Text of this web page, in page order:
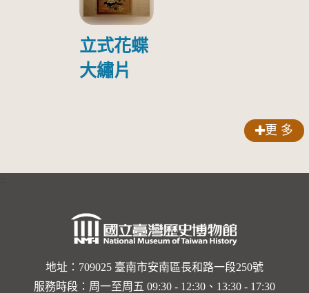
立式花蝶
大繡片
傷日本戰
更 多
地址：709025 臺南市安南區長和路一段250號
服務時段：周一至周五 09:30 - 12:30、13:30 - 17:30